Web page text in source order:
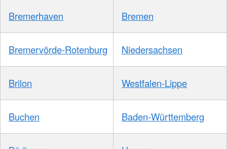
Bremerhaven Bremen
Bremervörde-Rotenburg Niedersachsen
Brilon Westfalen-Lippe
Buchen Baden-Württemberg